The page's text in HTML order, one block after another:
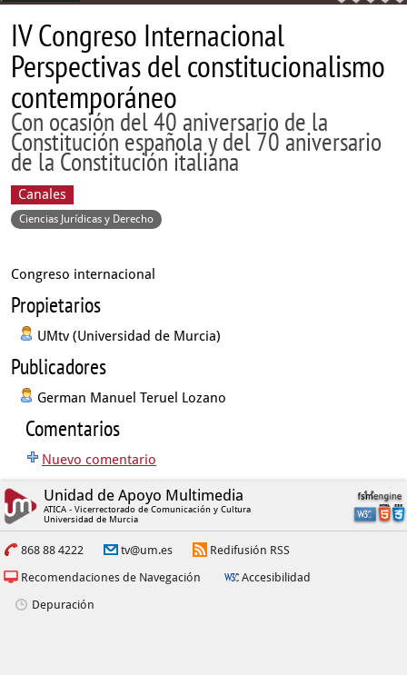
IV Congreso Internacional
Perspectivas del constitucionalismo
contemporáneo
Con ocasión del 40 aniversario de la
Constitución española y del 70 aniversario
de la Constitución italiana
Canales
Ciencias Jurídicas y Derecho
Congreso internacional
Propietarios
UMtv (Universidad de Murcia)
Publicadores
German Manuel Teruel Lozano
Comentarios
Nuevo comentario
Unidad de Apoyo Multimedia
ATICA - Vicerrectorado de Comunicación y Cultura
Universidad de Murcia
868 88 4222 tv@um.es
Redifusión RSS
Recomendaciones de Navegación
Accesibilidad
Depuración